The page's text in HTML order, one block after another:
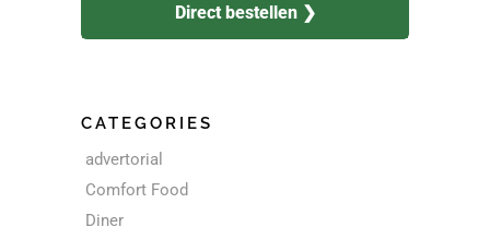
Direct bestellen ❯
CATEGORIES
advertorial
Comfort Food
Diner